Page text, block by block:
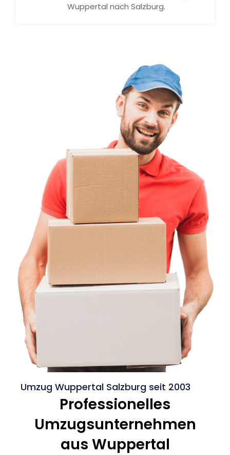
Wuppertal nach Salzburg.
Umzug Wuppertal Salzburg seit 2003
Professionelles
Umzugsunternehmen
aus Wuppertal